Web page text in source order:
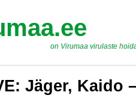
on Virumaa virulaste
Jäger, Kaido